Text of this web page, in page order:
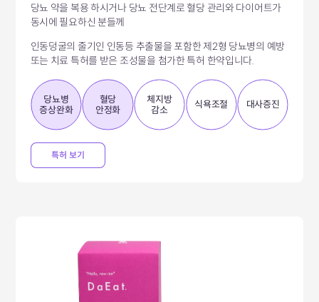
당뇨 약을 복용 하시거나 당뇨 전단계로 혈당 관리와 다이어트가
동시에 필요하신 분들께
인동덩굴의 줄기인 인동등 추출물을 포함한 제2형 당뇨병의 예방
또는 치료 특허를 받은 조성물을 첨가한 특허 한약입니다.
당뇨병
증상완화
혈당
안정화
체지방
감소
식욕조절 대사증진
특허 보기